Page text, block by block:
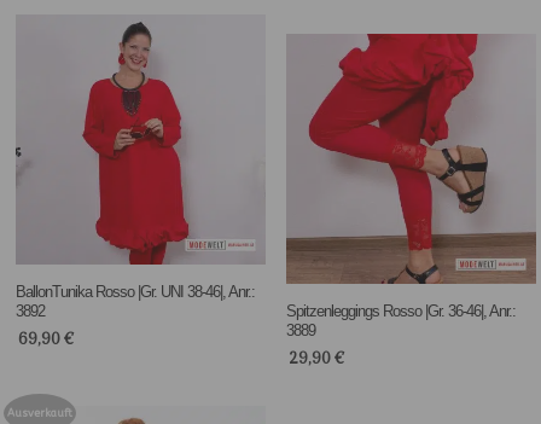
BallonTunika Rosso |Gr. UNI 38-46|, Anr.:
3892
69,90€
Spitzenleggings Rosso |Gr. 36-46|, Anr.:
3889
29,90€
Ausverkauft